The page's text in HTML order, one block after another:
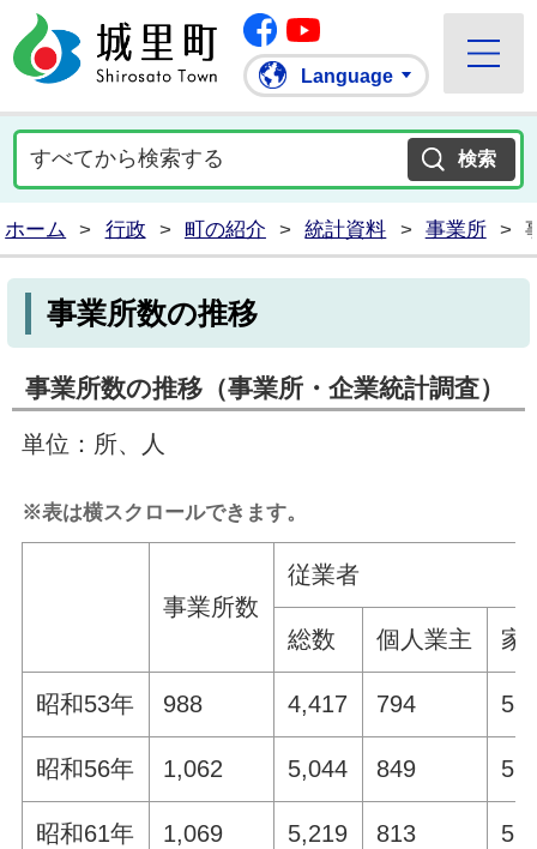
城里町ホームページ
Facebook
Language
ホーム > 行政 > 町の紹介 > 統計資料 > 事業所 >
事業所数の推移
事業所数の推移（事業所・企業統計調査）
単位：所、人
※表は横スクロールできます。
事業所数
従業者
総数 個人業主 家
昭和53年 988 4,417 794
昭和56年 1,062 5,044 849
昭和61年 1,069 5,219 813